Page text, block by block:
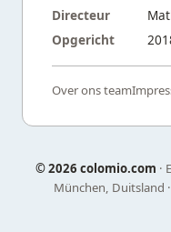
Directeur
Opgericht
Over ons team
©2026 colomio.com ·
München, Duitsland